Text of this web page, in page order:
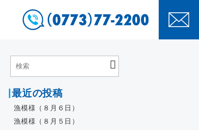
最近の投稿
漁模様（８月６日）
漁模様（８月５日）